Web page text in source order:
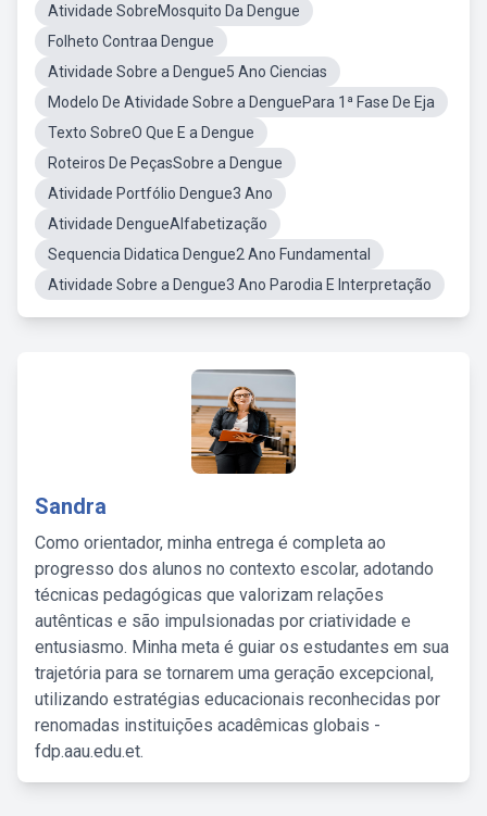
Atividade SobreMosquito Da Dengue
Folheto Contraa Dengue
Atividade Sobre a Dengue5 Ano Ciencias
Modelo De Atividade Sobre a DenguePara 1ª Fase De Eja
Texto SobreO Que E a Dengue
Roteiros De PeçasSobre a Dengue
Atividade Portfólio Dengue3 Ano
Atividade DengueAlfabetização
Sequencia Didatica Dengue2 Ano Fundamental
Atividade Sobre a Dengue3 Ano Parodia E Interpretação
Sandra
Como orientador, minha entrega é completa ao
progresso dos alunos no contexto escolar, adotando
técnicas pedagógicas que valorizam relações
autênticas e são impulsionadas por criatividade e
entusiasmo. Minha meta é guiar os estudantes em sua
trajetória para se tornarem uma geração excepcional,
utilizando estratégias educacionais reconhecidas por
renomadas instituições acadêmicas globais -
fdp.aau.edu.et.